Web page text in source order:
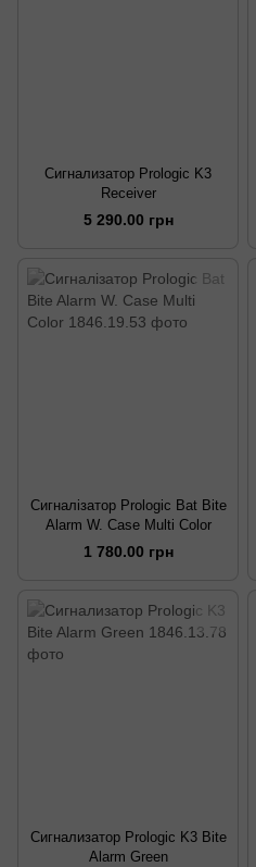
Сигнализатор Prologic K3
Receiver
5 290.00 грн
Сигналізатор Prologic Bat Bite
Alarm W. Case Multi Color
1 780.00 грн
Сигнализатор Prologic K3 Bite
Alarm Green